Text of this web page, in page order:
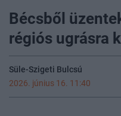
Bécsből
régiós ugrásra
Süle-Szigeti Bulcsú
2026. június 16. 11:40